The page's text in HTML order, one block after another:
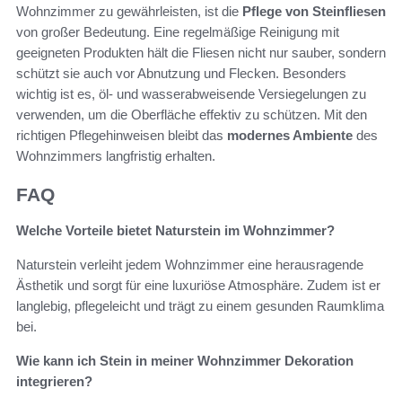
Wohnzimmer zu gewährleisten, ist die Pflege von Steinfliesen
von großer Bedeutung. Eine regelmäßige Reinigung mit
geeigneten Produkten hält die Fliesen nicht nur sauber, sondern
schützt sie auch vor Abnutzung und Flecken. Besonders
wichtig ist es, öl- und wasserabweisende Versiegelungen zu
verwenden, um die Oberfläche effektiv zu schützen. Mit den
richtigen Pflegehinweisen bleibt das modernes Ambiente des
Wohnzimmers langfristig erhalten.
FAQ
Welche Vorteile bietet Naturstein im Wohnzimmer?
Naturstein verleiht jedem Wohnzimmer eine herausragende
Ästhetik und sorgt für eine luxuriöse Atmosphäre. Zudem ist er
langlebig, pflegeleicht und trägt zu einem gesunden Raumklima
bei.
Wie kann ich Stein in meiner Wohnzimmer Dekoration
integrieren?